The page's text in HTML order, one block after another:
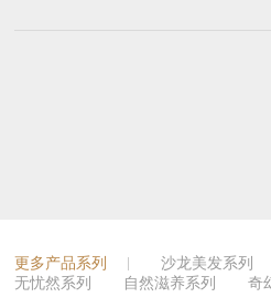
更多产品系列 沙龙美发系列
无忧然系列
自然滋养系列 奇